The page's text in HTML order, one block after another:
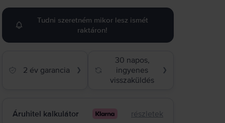
Tudni szeretném mikor lesz ismét
raktáron!
2 év garancia ❯
30 napos,
ingyenes
visszaküldés
❯
Áruhitel kalkulátor részletek